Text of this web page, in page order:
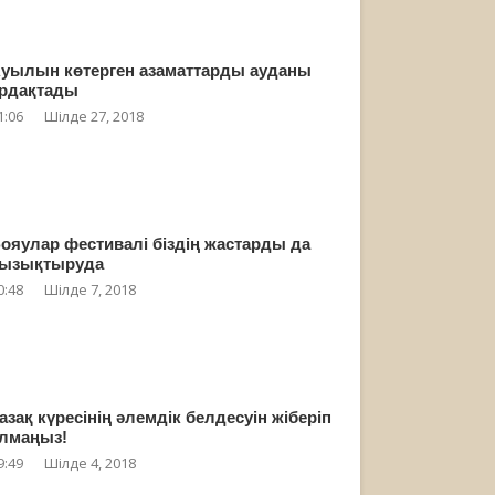
көтерген азаматтарды ауданы
Шілде 27, 2018
фестивалі біздің жастарды да
Шілде 7, 2018
күресінің әлемдік белдесуін жіберіп
Шілде 4, 2018